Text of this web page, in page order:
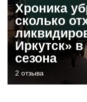
Хроника
сколько
Иркутск» в
сезона
2 отзыва